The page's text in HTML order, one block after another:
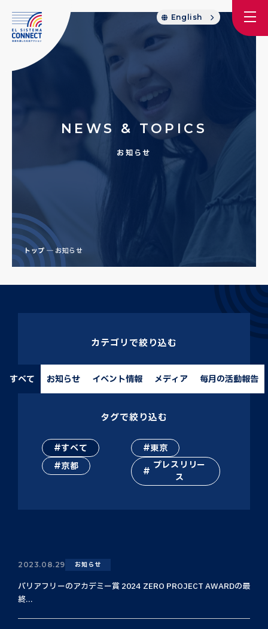
English
NEWS & TOPICS
お知らせ
トップ お知らせ
カテゴリで絞り込む
すべて お知らせ イベント情報 メディア 毎月の活動報告
タグで絞り込む
すべて
東京
京都
プレスリリー
ス
2023.08.29 お知らせ
バリアフリーのアカデミー賞 2024 ZERO PROJECT AWARDの最
終...